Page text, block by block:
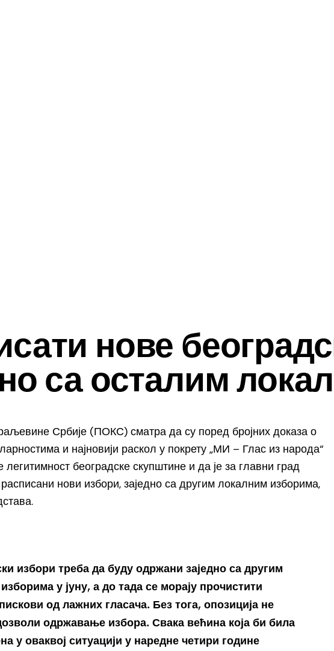
нове
са осталим
Србије (ПОКС) сматра да су поред бројних доказа о
и најновији раскол у покрету „МИ – Глас из народа“
београдске скупштине и да је за главни град
нови избори, заједно са другим локалним изборима,
избори треба да буду одржани заједно са другим
у јуну, а до тада се морају прочистити
од лажних гласача. Без тога, опозиција не
одржавање избора. Свака већина која би била
у оваквој ситуацији у наредне четири године